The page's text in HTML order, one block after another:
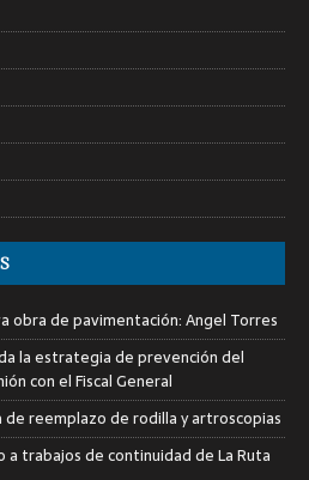
obra de pavimentación: Angel Torres
la estrategia de prevención del
con el Fiscal General
de reemplazo de rodilla y artroscopias
a trabajos de continuidad de La Ruta